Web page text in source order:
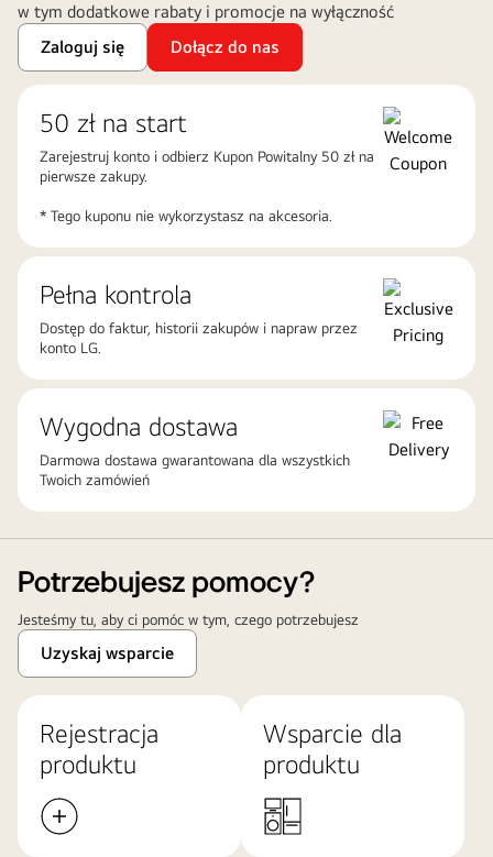
w tym dodatkowe rabaty i promocje na wyłączność
Zaloguj się
Dołącz do nas
50 zł na start
Zarejestruj konto i odbierz Kupon Powitalny 50 zł na
pierwsze zakupy.
* Tego kuponu nie wykorzystasz na akcesoria.
Pełna kontrola
Dostęp do faktur, historii zakupów i napraw przez
konto LG.
Wygodna dostawa
Darmowa dostawa gwarantowana dla wszystkich
Twoich zamówień
Potrzebujesz pomocy?
Jesteśmy tu, aby ci pomóc w tym, czego potrzebujesz
Uzyskaj wsparcie
Rejestracja
produktu
Wsparcie dla
produktu